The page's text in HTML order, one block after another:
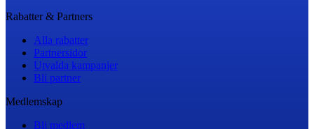
Rabatter & Partners
Alla rabatter
Partnersidor
Utvalda kampanjer
Bli partner
Medlemskap
Bli medlem